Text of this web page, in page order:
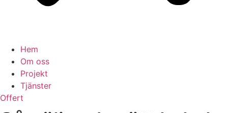
Hem
Om oss
Projekt
Tjänster
Offert